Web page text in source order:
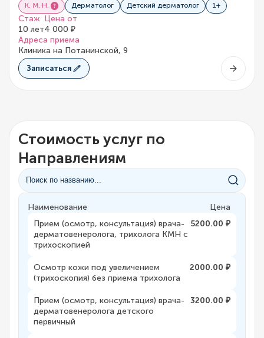
К. М. Н. Дерматолог Детский дерматолог 1+
Стаж
10 лет
Цена от
4 000 ₽
Адреса приема
Клиника на Потанинской, 9
Записаться
Стоимость услуг по
Направлениям
Наименование
Цена
Прием (осмотр, консультация) врача-
дерматовенеролога, трихолога КМН с
трихоскопией
5200.00 ₽
Осмотр кожи под увеличением
(трихоскопия) без приема трихолога
2000.00 ₽
Прием (осмотр, консультация) врача-
дерматовенеролога детского
первичный
3200.00 ₽